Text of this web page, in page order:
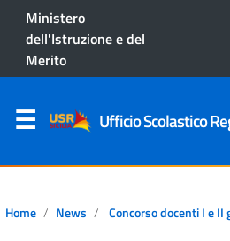
Ministero
dell'Istruzione e del
Merito
Ufficio Scolastico
Home News Concorso docenti I e